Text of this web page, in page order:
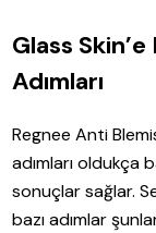
Glass
Adımları
Regnee Anti
adımları oldukça
sonuçlar sağlar.
bazı adımlar